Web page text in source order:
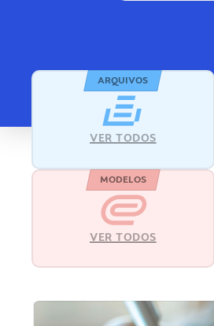
ARQUIVOS
VER TODOS
MODELOS
VER TODOS